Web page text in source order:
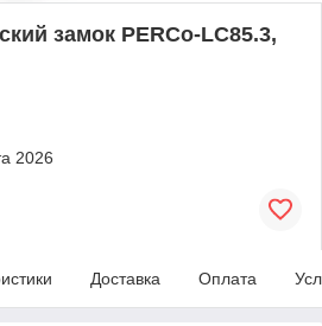
замок PERCo-LC85.3,
2026
Доставка Оплата